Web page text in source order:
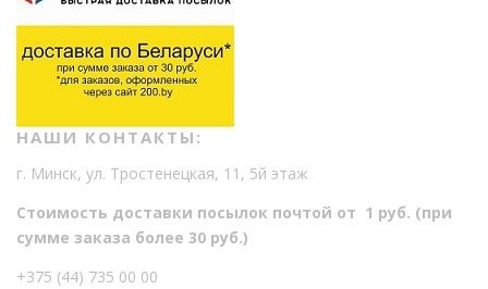
НАШИ КОНТАКТЫ:
г. Минск, ул. Тростенецкая, 11, 5й этаж
Стоимость доставки посылок почтой от 1 руб. (при
сумме заказа более 30 руб.)
+375 (44) 735 00 00